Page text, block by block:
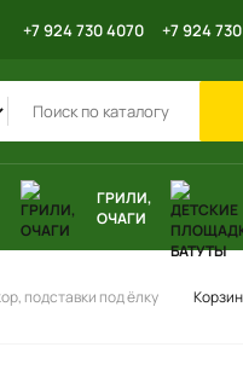
+7 924 730 4070 +7 924
ГРИЛИ,
ОЧАГИ
подставки под ёлку